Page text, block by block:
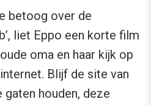
betoog over de
liet Eppo een korte film
oma en haar kijk op
Blijf de site van
houden, deze